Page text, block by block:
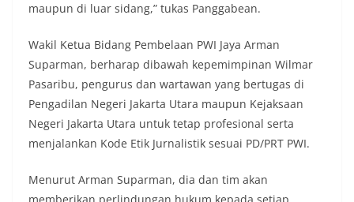
maupun di luar sidang,” tukas Panggabean.
Wakil Ketua Bidang Pembelaan PWI Jaya Arman
Suparman, berharap dibawah kepemimpinan Wilmar
Pasaribu, pengurus dan wartawan yang bertugas di
Pengadilan Negeri Jakarta Utara maupun Kejaksaan
Negeri Jakarta Utara untuk tetap profesional serta
menjalankan Kode Etik Jurnalistik sesuai PD/PRT PWI.
Menurut Arman Suparman, dia dan tim akan